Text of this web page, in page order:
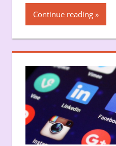
Continue reading